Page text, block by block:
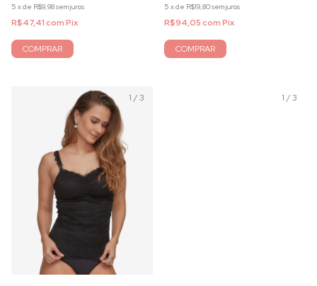
5 xde R$9,98sem juros
R$47,41comPix
COMPRAR
5 xde R$19,80sem juros
R$94,05comPix
COMPRAR
1 /3 1 /3